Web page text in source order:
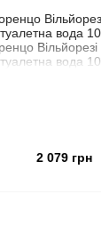
Ветівер
100 мл